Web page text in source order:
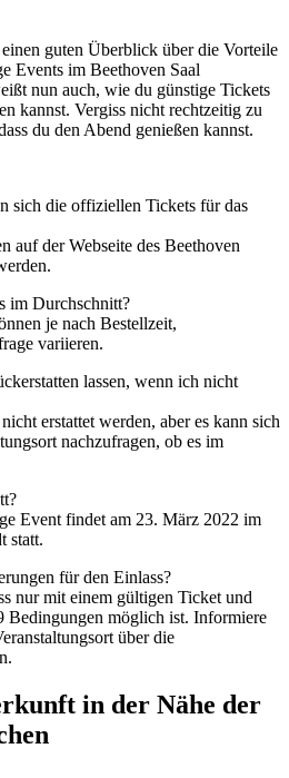
guten Überblick über die Vorteile
Events im Beethoven Saal
nun auch, wie du günstige Tickets
kannst. Vergiss nicht rechtzeitig zu
du den Abend genießen kannst.
sich die offiziellen Tickets für das
auf der Webseite des Beethoven
im Durchschnitt?
je nach Bestellzeit,
variieren.
lassen, wenn ich nicht
erstattet werden, aber es kann sich
nachzufragen, ob es im
Event findet am 23. März 2022 im
statt.
für den Einlass?
nur mit einem gültigen Ticket und
Bedingungen möglich ist. Informiere
über die
in der Nähe der